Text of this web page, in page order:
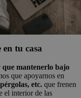
tu casa
que mantenerlo bajo
que apoyarnos en
etc. que frenen
el interior de las